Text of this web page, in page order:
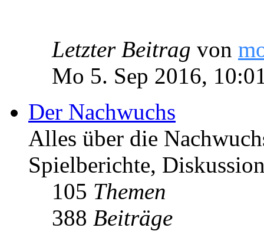
Letzter Beitrag von
Mo 5. Sep 2016,
Der Nachwuchs
Alles über die
Spielberichte,
105 Themen
388 Beiträge